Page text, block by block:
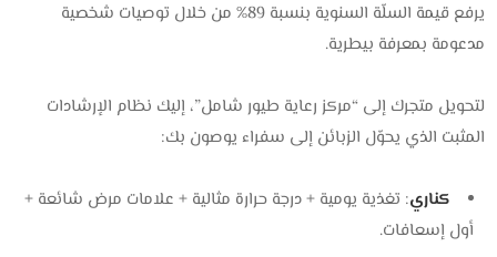
يرفع قيمة السلّة السنوية بنسبة 89% من خلال توصيات شخصية
مدعومة بمعرفة بيطرية.
لتحويل متجرك إلى “مركز رعاية طيور شامل”، إليك نظام الإرشادات
المثبت الذي يحوّل الزبائن إلى سفراء يوصون بك:
كناري: تغذية يومية + درجة حرارة مثالية + علامات مرض شائعة +
أول إسعافات.